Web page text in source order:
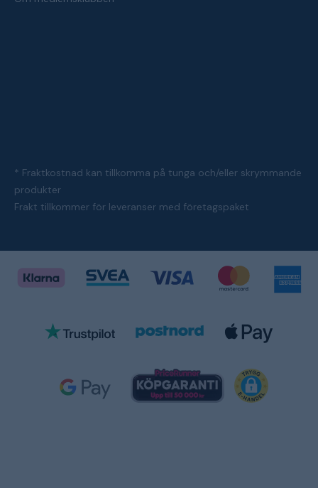
* Fraktkostnad kan tillkomma på tunga och/eller skrymmande
produkter
Frakt tillkommer för leveranser med företagspaket